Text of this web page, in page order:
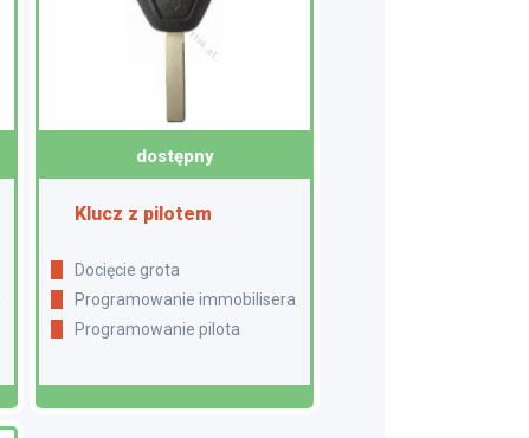
dostępny
Klucz z pilotem
Docięcie grota
Programowanie immobilisera
Programowanie pilota